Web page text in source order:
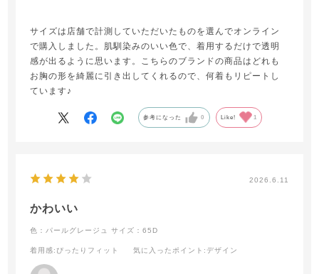
サイズは店舗で計測していただいたものを選んでオンライン
で購入しました。肌馴染みのいい色で、着用するだけで透明
感が出るように思います。こちらのブランドの商品はどれも
お胸の形を綺麗に引き出してくれるので、何着もリピートし
ています♪
参考になった 0 Like! 1
2026.6.11
かわいい
色：パールグレージュ サイズ：65D
着用感:ぴったりフィット 気に入ったポイント :デザイン